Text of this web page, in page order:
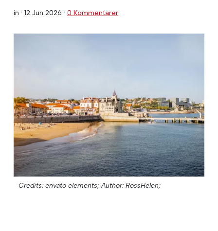
in · 12 Jun 2026 · 0 Kommentarer
Credits: envato elements; Author: RossHelen;